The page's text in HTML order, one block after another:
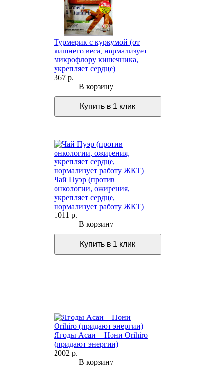
Турмерик с куркумой (от
лишнего веса, нормализует
микрофлору кишечника,
укрепляет сердце)
367 р.
В корзину
Чай Пуэр (против
онкологии, ожирения,
укрепляет сердце,
нормализует работу ЖКТ)
1011 р.
В корзину
Ягоды Асаи + Нони Orihiro
(придают энергии)
2002 р.
В корзину